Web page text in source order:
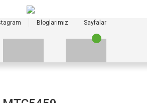
Bloglarımız Sayfalar